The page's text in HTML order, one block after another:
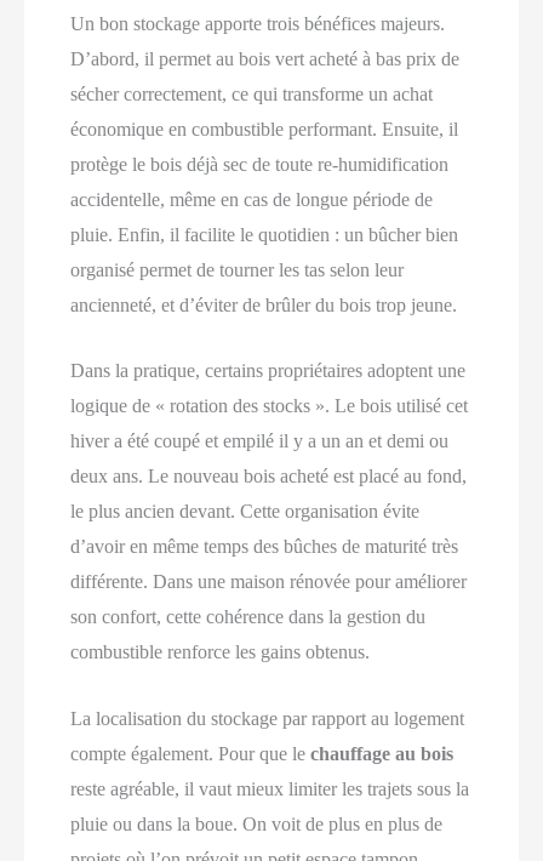
Un bon stockage apporte trois bénéfices majeurs.
D’abord, il permet au bois vert acheté à bas prix de
sécher correctement, ce qui transforme un achat
économique en combustible performant. Ensuite, il
protège le bois déjà sec de toute re-humidification
accidentelle, même en cas de longue période de
pluie. Enfin, il facilite le quotidien : un bûcher bien
organisé permet de tourner les tas selon leur
ancienneté, et d’éviter de brûler du bois trop jeune.
Dans la pratique, certains propriétaires adoptent une
logique de « rotation des stocks ». Le bois utilisé cet
hiver a été coupé et empilé il y a un an et demi ou
deux ans. Le nouveau bois acheté est placé au fond,
le plus ancien devant. Cette organisation évite
d’avoir en même temps des bûches de maturité très
différente. Dans une maison rénovée pour améliorer
son confort, cette cohérence dans la gestion du
combustible renforce les gains obtenus.
La localisation du stockage par rapport au logement
compte également. Pour que lechauffage au bois
reste agréable, il vaut mieux limiter les trajets sous la
pluie ou dans la boue. On voit de plus en plus de